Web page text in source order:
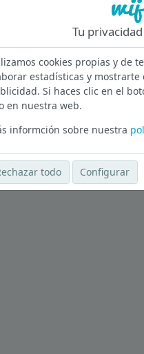
Ver más ofertas
Tu
cookies propias y de
estadísticas y
Si haces clic en el
en nuestra web.
informción sobre nuestra
todo Configurar